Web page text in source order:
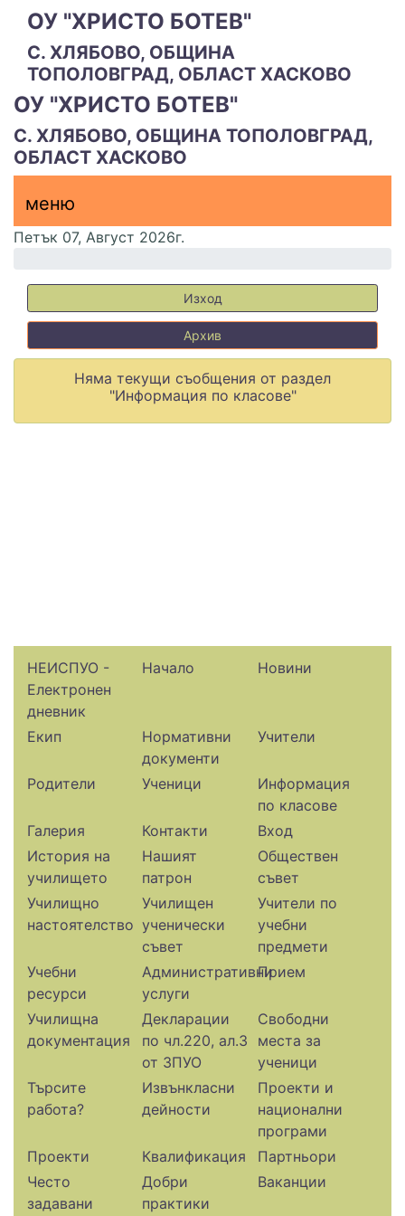
ОУ "ХРИСТО БОТЕВ"
С. ХЛЯБОВО, ОБЩИНА
ТОПОЛОВГРАД, ОБЛАСТ ХАСКОВО
ОУ "ХРИСТО БОТЕВ"
С. ХЛЯБОВО, ОБЩИНА ТОПОЛОВГРАД,
ОБЛАСТ ХАСКОВО
меню горно
меню
меню
Петък 07, Август 2026г.
Изход
Архив
Няма текущи съобщения от раздел
"Информация по класове"
НЕИСПУО -
Електронен
дневник
Начало Новини
Екип
Нормативни
документи
Учители
Родители Ученици
Информация
по класове
Галерия
Контакти
Вход
История на
училището
Нашият
патрон
Обществен
съвет
Училищно
настоятелство
Училищен
ученически
съвет
Учители по
учебни
предмети
Учебни
ресурси
Административни
услуги
Прием
Училищна
документация
Декларации
по чл.220, ал.3
от ЗПУО
Свободни
места за
ученици
Търсите
работа?
Извънкласни
дейности
Проекти и
национални
програми
Проекти
Квалификация
Партньори
Често
задавани
Добри
практики
Ваканции